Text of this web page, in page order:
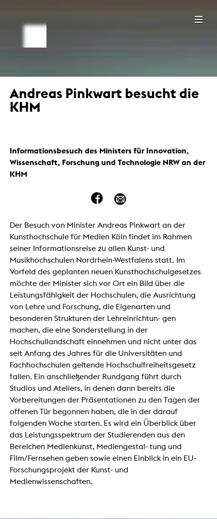
Andreas Pinkwart besucht die
KHM
Informationsbesuch des Ministers für Innovation,
Wissenschaft, Forschung und Technologie NRW an der
KHM
Der Besuch von Minister Andreas Pinkwart an der
Kunsthochschule für Medien Köln findet im Rahmen
seiner Informationsreise zu allen Kunst- und
Musikhochschulen Nordrhein-Westfalens statt. Im
Vorfeld des geplanten neuen Kunsthochschulgesetzes
möchte der Minister sich vor Ort ein Bild über die
Leistungsfähigkeit der Hochschulen, die Ausrichtung
von Lehre und Forschung, die Eigenarten und
besonderen Strukturen der Lehreinrichtun- gen
machen, die eine Sonderstellung in der
Hochschullandschaft einnehmen und nicht unter das
seit Anfang des Jahres für die Universitäten und
Fachhochschulen geltende Hochschulfreiheitsgesetz
fallen. Ein anschließender Rundgang führt durch
Studios und Ateliers, in denen dann bereits die
Vorbereitungen der Präsentationen zu den Tagen der
offenen Tür begonnen haben, die in der darauf
folgenden Woche starten. Es wird ein Überblick über
das Leistungsspektrum der Studierenden aus den
Bereichen Medienkunst, Mediengestal- tung und
Film/Fernsehen geben sowie einen Einblick in ein EU-
Forschungsprojekt der Kunst- und
Medienwissenschaften.